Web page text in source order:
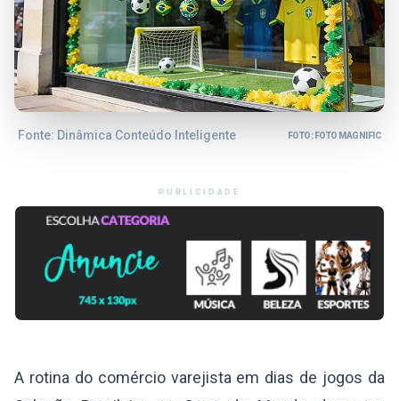
Fonte: Dinâmica Conteúdo Inteligente FOTO: FOTO MAGNIFIC
PUBLICIDADE
A rotina do comércio varejista em dias de jogos da